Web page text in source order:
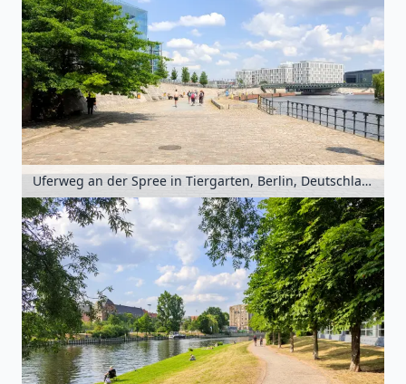
Uferweg an der Spree in Tiergarten, Berlin, Deutschland